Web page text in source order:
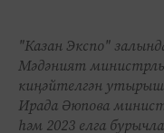
"Казан Экспо"
Мәдәният
киңәйтелгән
Ирада Әюпова
һәм 2023 елга